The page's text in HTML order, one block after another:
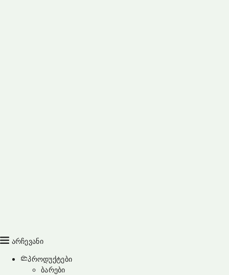
არჩევანი
პროდუქტები
ბარები